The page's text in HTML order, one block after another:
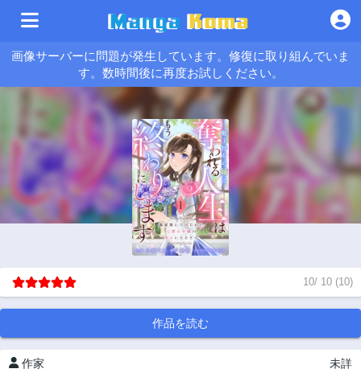
画像サーバーに問題が発生しています。修復に取り組んでいま
す。数時間後に再度お試しください。
10/ 10 (10)
作品を読む
作家 未詳